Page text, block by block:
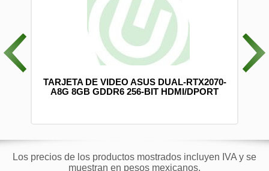
TARJETA DE VIDEO ASUS DUAL-RTX2070-
A8G 8GB GDDR6 256-BIT HDMI/DPORT
Los precios de los productos mostrados incluyen IVA y se
muestran en pesos mexicanos.